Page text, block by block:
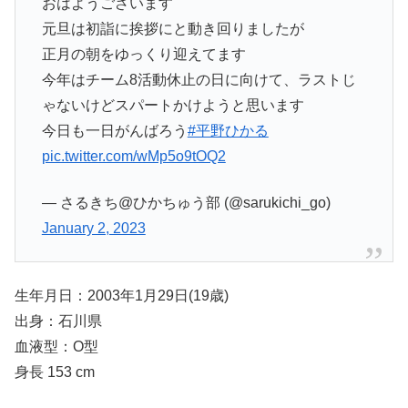
おはようございます
元旦は初詣に挨拶にと動き回りましたが
正月の朝をゆっくり迎えてます
今年はチーム8活動休止の日に向けて、ラストじ
ゃないけどスパートかけようと思います
今日も一日がんばろう #平野ひかる
pic.twitter.com/wMp5o9tOQ2
— さるきち@ひかちゅう部 (@sarukichi_go)
January 2, 2023
生年月日：2003年1月29日(19歳)
出身：石川県
血液型：O型
身長 153 cm